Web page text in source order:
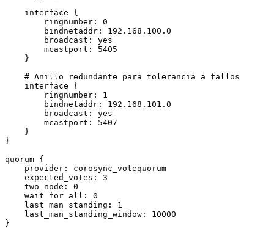
    interface {
        ringnumber: 0
        bindnetaddr: 192.168.100.0
        broadcast: yes
        mcastport: 5405
    }
    # Anillo redundante para tolerancia a fallos
    interface {
        ringnumber: 1
        bindnetaddr: 192.168.101.0
        broadcast: yes
        mcastport: 5407
    }
}
quorum {
    provider: corosync_votequorum
    expected_votes: 3
    two_node: 0
    wait_for_all: 0
    last_man_standing: 1
    last_man_standing_window: 10000
}